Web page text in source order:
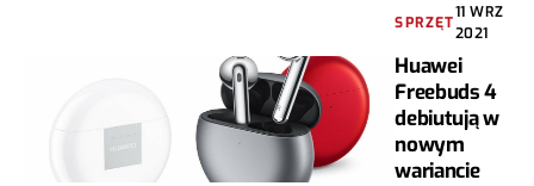
SPRZĘT
11 WRZ
2021
Huawei
Freebuds 4
debiutują w
nowym
wariancie